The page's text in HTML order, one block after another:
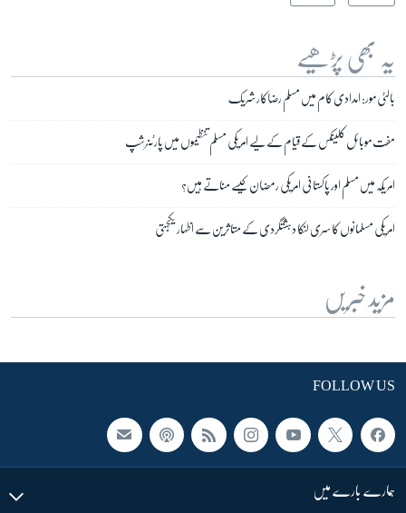
یہ بھی پڑھیے
بالٹی مور: امدادی کام میں مسلم رضاکار شریک
مفت موبائل کلینکس کے قیام کے لیے امریکی مسلم تنظیموں میں پارٹنرشپ
امریکہ میں مسلم اور پاکستانی امریکی رمضان کیسے مناتے ہیں؟
امریکی مسلمانوں کا سری لنکا دہشتگردی کے متاثرین سے اظہار یکجہتی
مزید خبریں
FOLLOW US
ہمارے بارے میں